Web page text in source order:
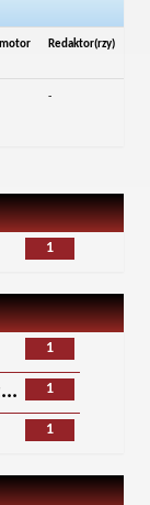
Redaktor(rzy)
-
1
1
1
1